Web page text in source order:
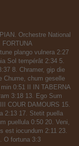
Orchestre National
plango vulnera 2:27
Sol tempérât 2:34 5.
8. Chramer, gip die
Chume, chum geselle
0:51 II IN TABERNA
3:18 13. Ego Sum
COUR DAMOURS 15.
2:13 17. Stetit puella
puellula 0:50 20. Veni,
est iocundum 2:11 23.
O fortuna 3:3